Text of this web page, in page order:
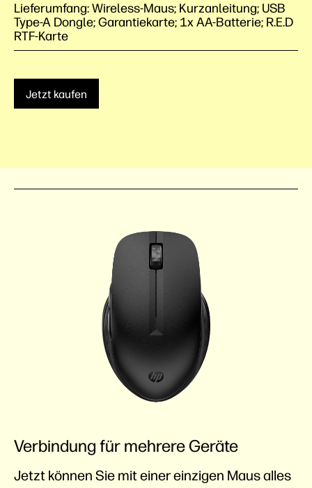
Lieferumfang: Wireless-Maus; Kurzanleitung; USB
Type-A Dongle; Garantiekarte; 1x AA-Batterie; R.E.D
RTF-Karte
Jetzt kaufen
Verbindung für mehrere Geräte
Jetzt können Sie mit einer einzigen Maus alles